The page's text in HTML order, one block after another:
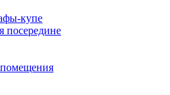
купе
посередине